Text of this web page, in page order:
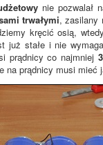
nie pozwalał
trwałymi, zasilany
kręcić osią,
już stałe i nie
prądnicy co najmniej
na prądnicy musi